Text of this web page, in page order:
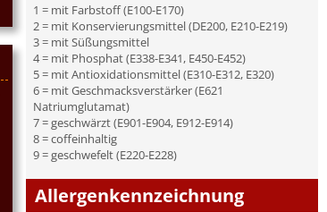
1 = mit Farbstoff (E100-E170)
2 = mit Konservierungsmittel (DE200, E210-E219)
3 = mit Süßungsmittel
4 = mit Phosphat (E338-E341, E450-E452)
5 = mit Antioxidationsmittel (E310-E312, E320)
6 = mit Geschmacksverstärker (E621
Natriumglutamat)
7 = geschwärzt (E901-E904, E912-E914)
8 = coffeinhaltig
9 = geschwefelt (E220-E228)
Allergenkennzeichnung